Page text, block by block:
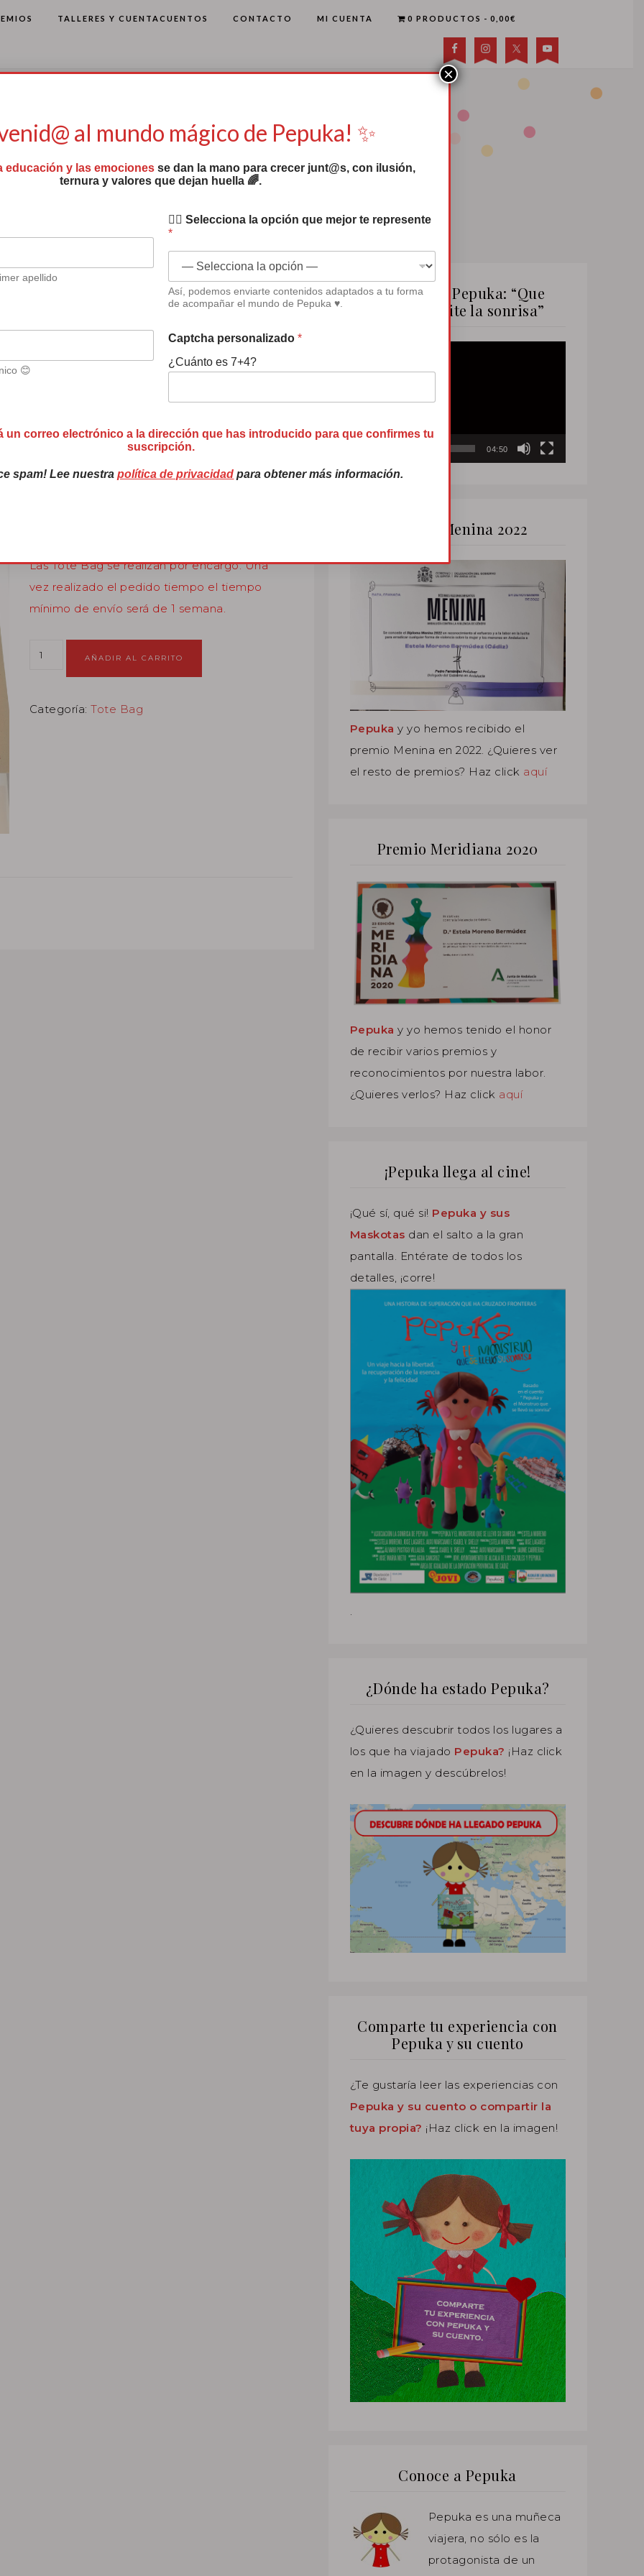
TALLERES Y CUENTACUENTOS CONTACTO MI CUENTA 0 PRODUCTOS 0,00€
mucho”
Bolsa de Algodón 38×42 mm. De 144g/m²,
resistente, duradera.
Las Tote Bag se realizan por encargo. Una
vez realizado el pedido tiempo el tiempo
mínimo de envío será de 1 semana.
AÑADIR AL CARRITO
Categoría: Tote Bag
Canción de Pepuka: “Que
nadie te quite la sonrisa”
de
04:50
Premio Menina 2022
Pepuka y yo hemos recibido el
premio Menina en 2022. ¿Quieres ver
el resto de premios? Haz click aquí
Premio Meridiana 2020
Pepuka y yo hemos tenido el honor
de recibir varios premios y
reconocimientos por nuestra labor.
¿Quieres verlos? Haz click aquí
¡Pepuka llega al cine!
¡Qué sí, qué si! Pepuka y sus
Maskotas dan el salto a la gran
pantalla. Entérate de todos los
detalles, ¡corre!
.
¿Dónde ha estado Pepuka?
¿Quieres descubrir todos los lugares a
los que ha viajado Pepuka? ¡Haz click
en la imagen y descúbrelos!
Comparte tu experiencia con
Pepuka y su cuento
¿Te gustaría leer las experiencias con
Pepuka y su cuento o compartir la
tuya propia? ¡Haz click en la imagen!
Conoce a Pepuka
Pepuka es una muñeca
viajera, no sólo es la
protagonista de un
al mundo mágico de Pepuka! ✨
educación y las emociones se dan la mano para crecer junt@s, con ilusión,
ternura y valores que dejan huella 🌈.
apellido
😊
✍🏻 Selecciona la opción que mejor te represente
*
Así, podemos enviarte contenidos adaptados a tu forma
de acompañar el mundo de Pepuka ♥.
Captcha personalizado*
¿Cuánto es 7+4?
un correo electrónico a la dirección que has introducido para que confirmes tu
suscripción.
spam! Lee nuestrapolítica de privacidad para obtener más información.
×